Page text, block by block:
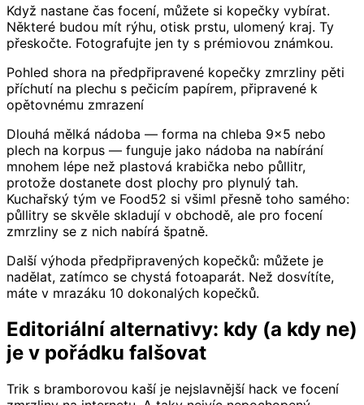
Když nastane čas focení, můžete si kopečky vybírat.
Některé budou mít rýhu, otisk prstu, ulomený kraj. Ty
přeskočte. Fotografujte jen ty s prémiovou známkou.
Pohled shora na předpřipravené kopečky zmrzliny pěti
příchutí na plechu s pečicím papírem, připravené k
opětovnému zmrazení
Dlouhá mělká nádoba — forma na chleba 9×5 nebo
plech na korpus — funguje jako nádoba na nabírání
mnohem lépe než plastová krabička nebo půllitr,
protože dostanete dost plochy pro plynulý tah.
Kuchařský tým ve Food52 si všiml přesně toho samého:
půllitry se skvěle skladují v obchodě, ale pro focení
zmrzliny se z nich nabírá špatně.
Další výhoda předpřipravených kopečků: můžete je
nadělat, zatímco se chystá fotoaparát. Než dosvítíte,
máte v mrazáku 10 dokonalých kopečků.
Editoriální alternativy: kdy (a kdy ne)
je v pořádku falšovat
Trik s bramborovou kaší je nejslavnější hack ve focení